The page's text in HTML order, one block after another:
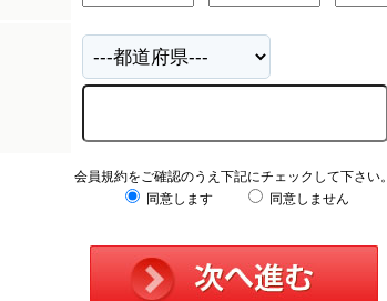
会員規約をご確認のうえ下記にチェックして下さい。
同意します
同意しません